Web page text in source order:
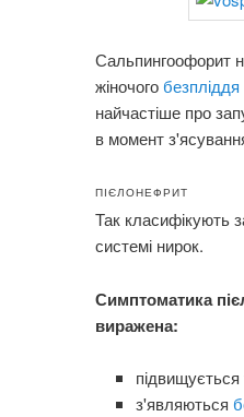
Сальпингоофорит
жіночогобезпліддя
найчастіше про
в момент
ПІЄЛОНЕФРИТ
Так класифікують
системі нирок.
Симптоматика
виражена:
з'являються